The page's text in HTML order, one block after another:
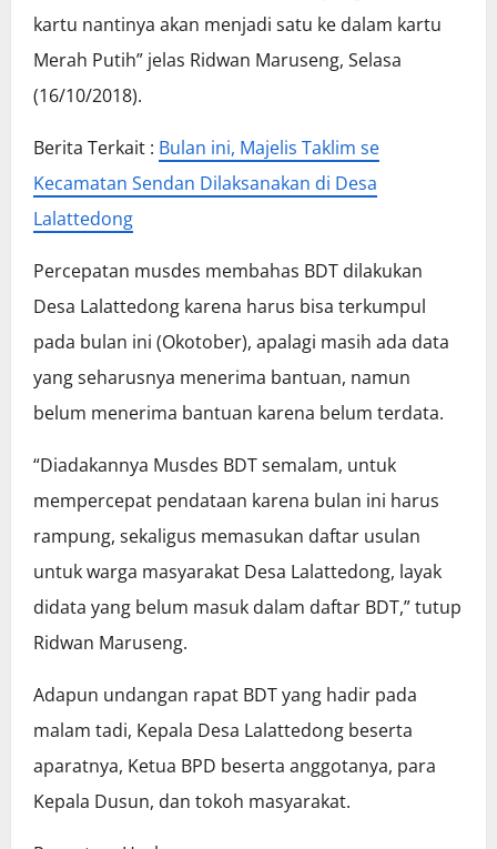
kartu nantinya akan menjadi satu ke dalam kartu
Merah Putih” jelas Ridwan Maruseng, Selasa
(16/10/2018).
Berita Terkait : Bulan ini, Majelis Taklim se
Kecamatan Sendan Dilaksanakan di Desa
Lalattedong
Percepatan musdes membahas BDT dilakukan
Desa Lalattedong karena harus bisa terkumpul
pada bulan ini (Okotober), apalagi masih ada data
yang seharusnya menerima bantuan, namun
belum menerima bantuan karena belum terdata.
“Diadakannya Musdes BDT semalam, untuk
mempercepat pendataan karena bulan ini harus
rampung, sekaligus memasukan daftar usulan
untuk warga masyarakat Desa Lalattedong, layak
didata yang belum masuk dalam daftar BDT,” tutup
Ridwan Maruseng.
Adapun undangan rapat BDT yang hadir pada
malam tadi, Kepala Desa Lalattedong beserta
aparatnya, Ketua BPD beserta anggotanya, para
Kepala Dusun, dan tokoh masyarakat.